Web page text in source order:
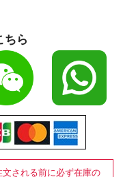
ちら
される前に必ず在庫の